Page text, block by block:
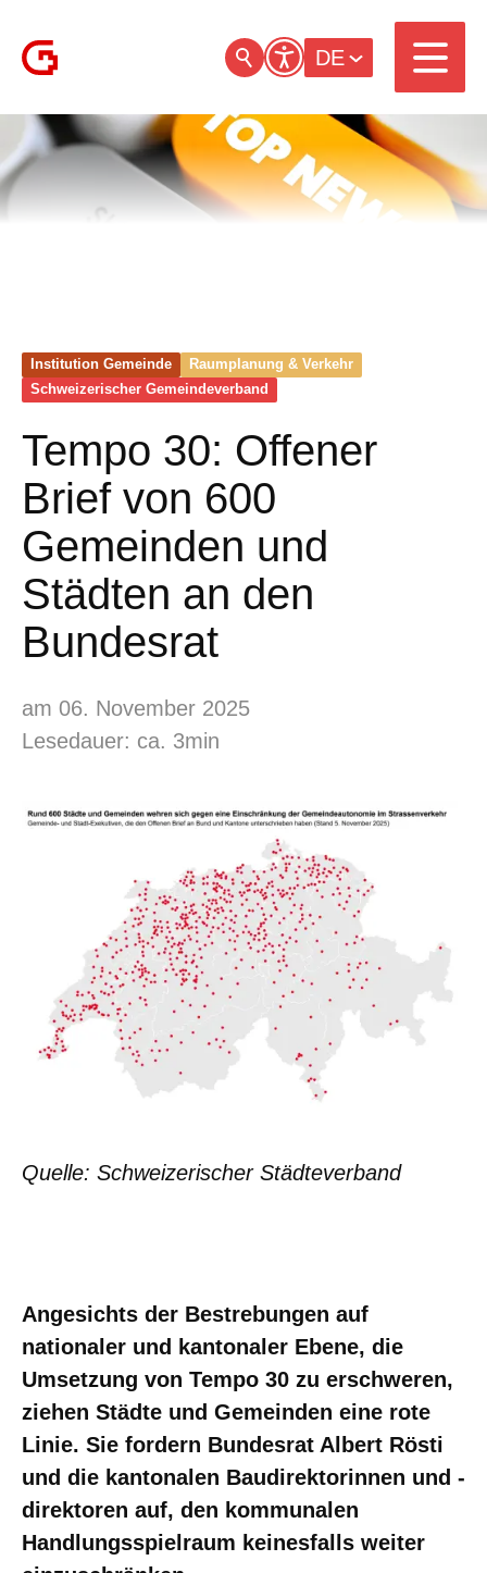
DE
Institution Gemeinde
Raumplanung & Verkehr
Schweizerischer Gemeinde­verband
Tempo 30: Offener
Brief von 600
Gemeinden und
Städten an den
Bundesrat
am 06. November 2025
Lesedauer: ca. 3min
Quelle: Schweizerischer Städteverband
Angesichts der Bestrebungen auf
nationaler und kantonaler Ebene, die
Umsetzung von Tempo 30 zu erschweren,
ziehen Städte und Gemeinden eine rote
Linie. Sie fordern Bundesrat Albert Rösti
und die kantonalen Baudirektorinnen und -
direktoren auf, den kommunalen
Handlungsspielraum keinesfalls weiter